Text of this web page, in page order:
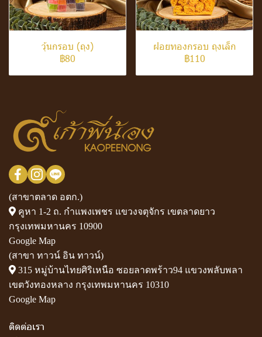
วุ้นกรอบ (ถุง)
฿80
ฝอยทองกรอบ ถุงเล็ก
฿110
(สาขาตลาด อตก.)
คูหา 1-2 ถ. กำแพงเพชร แขวงจตุจักร เขตลาดยาว
กรุงเทพมหานคร 10900
Google Map
(สาขา ทาวน์ อิน ทาวน์)
315 หมู่บ้านไทยศิริเหนือ ซอยลาดพร้าว94 แขวงพลับพลา
เขตวังทองหลาง กรุงเทพมหานคร 10310
Google Map
ติดต่อเรา